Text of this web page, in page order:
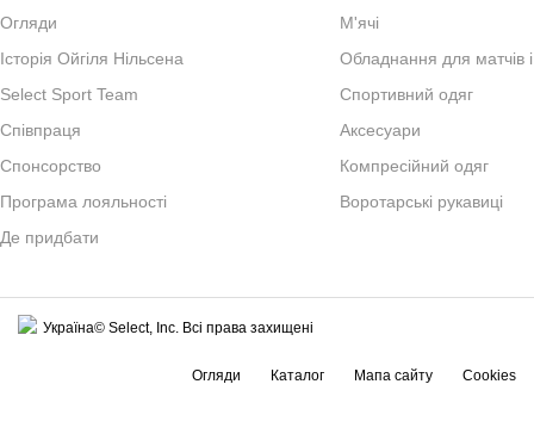
Огляди
Iсторiя Ойгiля Нiльсена
Select Sport Team
Спiвпраця
Cпонсорство
Програма лояльності
Де придбати
М'ячі
Обладнання для матчів
Спортивний одяг
Аксесуари
Компресійний одяг
Воротарські рукавиці
Україна© Select, Inc. Всі права захищені
Огляди Каталог Мапа сайту Cookies